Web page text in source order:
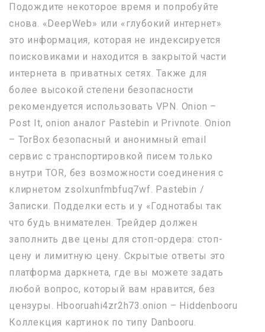
Подождите некоторое время и попробуйте
снова. «DeepWeb» или «глубокий интернет»
это информация, которая не индексируется
поисковиками и находится в закрытой части
интернета в приватных сетях. Также для
более высокой степени безопасности
рекомендуется использовать VPN. Onion –
Post It, onion аналог Pastebin и Privnote. Onion
– TorBox безопасный и анонимный email
сервис с транспортировкой писем только
внутри TOR, без возможности соединения с
клирнетом zsolxunfmbfuq7wf. Pastebin /
Записки. Подделки есть и у «Годнотабы так
что будь внимателен. Трейдер должен
заполнить две цены для стоп-ордера: стоп-
цену и лимитную цену. Скрытые ответы это
платформа даркнета, где вы можете задать
любой вопрос, который вам нравится, без
цензуры. Hbooruahi4zr2h73.onion – Hiddenbooru
Коллекция картинок по типу Danbooru.